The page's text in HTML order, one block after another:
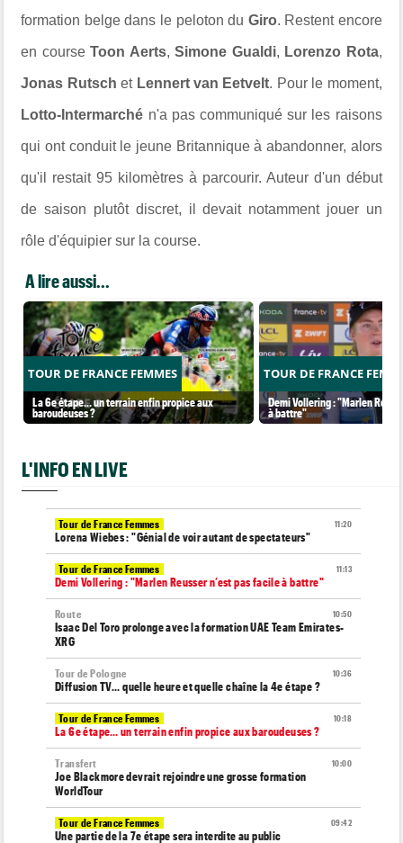
formation belge dans le peloton du Giro. Restent encore
en courseToon Aerts,Simone Gualdi, Lorenzo Rota,
Jonas Rutsch et Lennert van Eetvelt. Pour le moment,
Lotto-Intermarché n'a pas communiqué sur les raisons
qui ont conduit le jeune Britannique à abandonner, alors
qu'il restait 95 kilomètres à parcourir. Auteur d'un début
de saison plutôt discret, il devait notamment jouer un
rôle d'équipier sur la course.
A lire aussi...
TOUR DE FRANCE FEMMES
La 6e étape… un terrain enfin propice aux
baroudeuses ?
TOUR DE FRANCE
Demi Vollering : "Marlen
à battre"
L'INFO EN LIVE
11:20
Tour de France Femmes
Lorena Wiebes : "Génial de voir autant de spectateurs"
11:13
Tour de France Femmes
Demi Vollering : "Marlen Reusser n’est pas facile à battre"
10:50
Route
Isaac Del Toro prolonge avec la formation UAE Team Emirates-
XRG
10:36
Tour de Pologne
Diffusion TV... quelle heure et quelle chaîne la 4e étape ?
10:18
Tour de France Femmes
La 6e étape… un terrain enfin propice aux baroudeuses ?
10:00
Transfert
Joe Blackmore devrait rejoindre une grosse formation
WorldTour
09:42
Tour de France Femmes
Une partie de la 7e étape sera interdite au public